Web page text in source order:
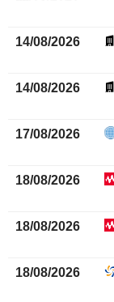
14/08/2026
14/08/2026
17/08/2026
18/08/2026
18/08/2026
18/08/2026